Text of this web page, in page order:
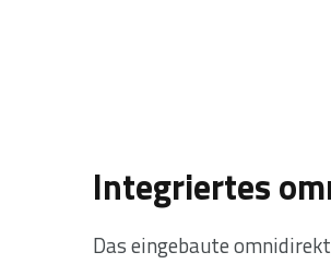
Integriertes
Das eingebaute